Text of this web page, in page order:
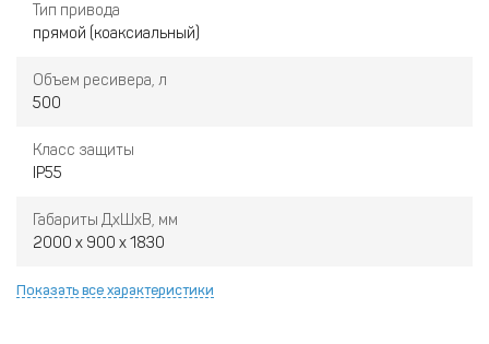
Тип привода
прямой (коаксиальный)
Объем ресивера, л
500
Класс защиты
IP55
Габариты ДxШxВ, мм
2000 x 900 x 1830
Показать все характеристики